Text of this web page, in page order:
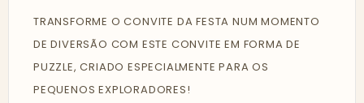
TRANSFORME O CONVITE DA FESTA NUM MOMENTO
DE DIVERSÃO COM ESTE CONVITE EM FORMA DE
PUZZLE, CRIADO ESPECIALMENTE PARA OS
PEQUENOS EXPLORADORES!